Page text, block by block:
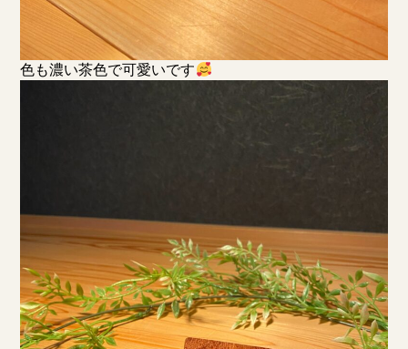
色も濃い茶色で可愛いです